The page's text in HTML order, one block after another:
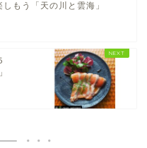
しもう「天の川と雲海」